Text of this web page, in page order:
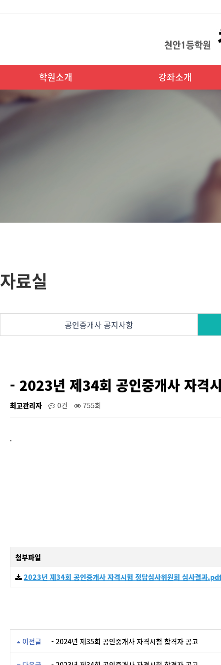
학원소개 강좌소개
자료실
공인중개사 공지사항
- 2023년 제34회 공인중개사 자격
최고관리자 0건 755회
.
첨부파일
2023년 제34회 공인중개사 자격시험 정답심사위원회 심사결과
이전글 - 2024년 제35회 공인중개사 자격시험 합격자 공고